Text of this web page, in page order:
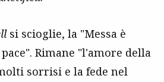
si scioglie, la "Messa è
Rimane "l'amore della
sorrisi e la fede nel